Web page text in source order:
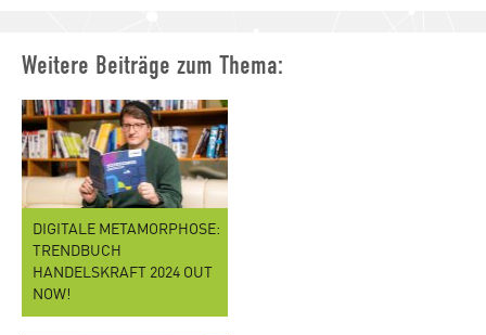
Weitere Beiträge zum Thema:
DIGITALE METAMORPHOSE:
TRENDBUCH
HANDELSKRAFT 2024 OUT
NOW!